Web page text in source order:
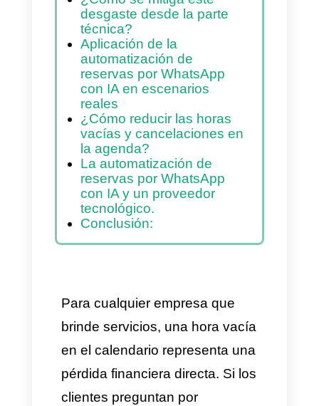
Respuestas automáticas
tradicionales vs.
Respuestas en tiempo real
Cómo disminuir el
desgaste operativo en la
reprogramación de citas
¿Cómo se mitiga este
desgaste desde la parte
técnica?
Aplicación de la
automatización de
reservas por WhatsApp
con IA en escenarios
reales
la agenda?
La automatización de
reservas por WhatsApp
con IA y un proveedor
tecnológico.
Conclusión: